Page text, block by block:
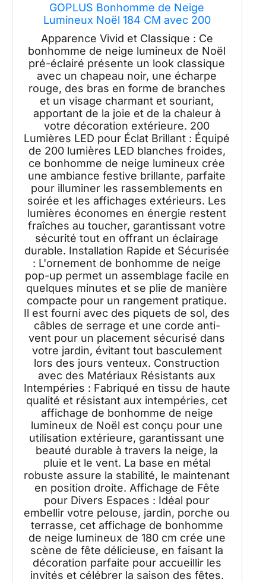
GOPLUS Bonhomme de Neige
Lumineux Noël 184 CM avec 200
Lumières LED, Decoration Noel
Exterieur Lumineuse avec Piquets de
Sol, pour Pelouse, Jardin, Porche, 125 x
80 x 184 CM
Apparence Vivid et Classique : Ce
bonhomme de neige lumineux de Noël
pré-éclairé présente un look classique
avec un chapeau noir, une écharpe
rouge, des bras en forme de branches
et un visage charmant et souriant,
apportant de la joie et de la chaleur à
votre décoration extérieure. 200
Lumières LED pour Éclat Brillant : Équipé
de 200 lumières LED blanches froides,
ce bonhomme de neige lumineux crée
une ambiance festive brillante, parfaite
pour illuminer les rassemblements en
soirée et les affichages extérieurs. Les
lumières économes en énergie restent
fraîches au toucher, garantissant votre
sécurité tout en offrant un éclairage
durable. Installation Rapide et Sécurisée
: L'ornement de bonhomme de neige
pop-up permet un assemblage facile en
quelques minutes et se plie de manière
compacte pour un rangement pratique.
Il est fourni avec des piquets de sol, des
câbles de serrage et une corde anti-
vent pour un placement sécurisé dans
votre jardin, évitant tout basculement
lors des jours venteux. Construction
avec des Matériaux Résistants aux
Intempéries : Fabriqué en tissu de haute
qualité et résistant aux intempéries, cet
affichage de bonhomme de neige
lumineux de Noël est conçu pour une
utilisation extérieure, garantissant une
beauté durable à travers la neige, la
pluie et le vent. La base en métal
robuste assure la stabilité, le maintenant
en position droite. Affichage de Fête
pour Divers Espaces : Idéal pour
embellir votre pelouse, jardin, porche ou
terrasse, cet affichage de bonhomme
de neige lumineux de 180 cm crée une
scène de fête délicieuse, en faisant la
décoration parfaite pour accueillir les
invités et célébrer la saison des fêtes.